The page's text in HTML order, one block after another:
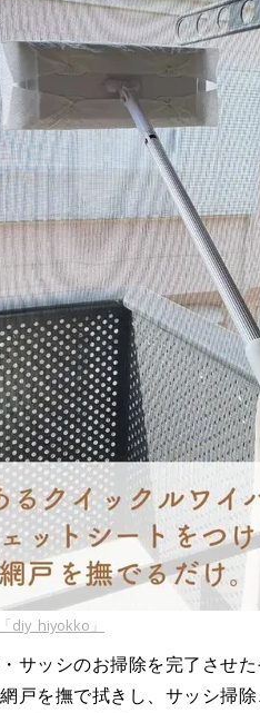
diy_hiyokko」
サッシのお掃除を完了させ
戸を撫で拭きし、サッシ掃